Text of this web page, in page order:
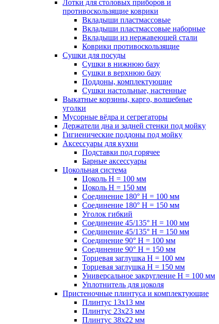
Лотки для столовых приборов и
противоскользящие коврики
Вкладыши пластмассовые
Вкладыши пластмассовые наборные
Вкладыши из нержавеющей стали
Коврики противоскользящие
Сушки для посуды
Сушки в нижнюю базу
Сушки в верхнюю базу
Поддоны, комплектующие
Сушки настольные, настенные
Выкатные корзины, карго, волшебные
уголки
Мусорные вёдра и сегрегаторы
Держатели дна и задней стенки под мойку
Гигиенические поддоны под мойку
Аксессуары для кухни
Подставки под горячее
Барные аксессуары
Цокольная система
Цоколь H = 100 мм
Цоколь H = 150 мм
Соединение 180° H = 100 мм
Соединение 180° H = 150 мм
Уголок гибкий
Соединение 45/135° H = 100 мм
Соединение 45/135° H = 150 мм
Соединение 90° H = 100 мм
Соединение 90° H = 150 мм
Торцевая заглушка H = 100 мм
Торцевая заглушка H = 150 мм
Универсальное закругление H = 100 мм
Уплотнитель для цоколя
Пристеночные плинтуса и комплектующие
Плинтус 13х13 мм
Плинтус 23х23 мм
Плинтус 38х22 мм